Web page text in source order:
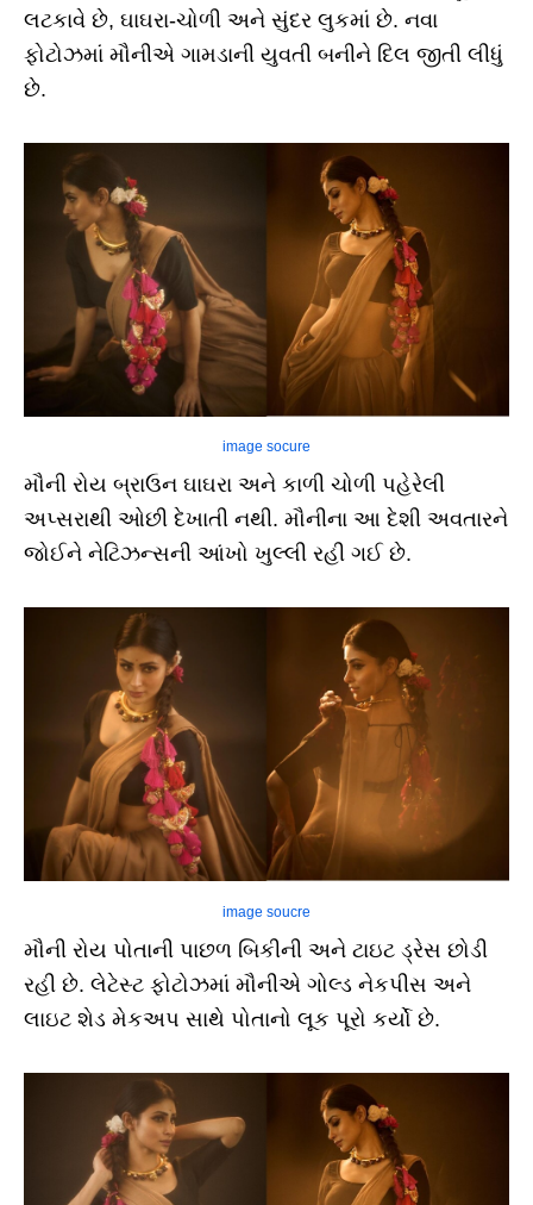
લટકાવે છે, ઘાઘરા-ચોળી અને સુંદર લુકમાં છે. નવા
ફોટોઝમાં મૌનીએ ગામડાની યુવતી બનીને દિલ જીતી લીધું
છે.
image socure
મૌની રોય બ્રાઉન ઘાઘરા અને કાળી ચોળી પહેરેલી
અપ્સરાથી ઓછી દેખાતી નથી. મૌનીના આ દેશી અવતારને
જોઈને નેટિઝન્સની આંખો ખુલ્લી રહી ગઈ છે.
image soucre
મૌની રોય પોતાની પાછળ બિકીની અને ટાઇટ ડ્રેસ છોડી
રહી છે. લેટેસ્ટ ફોટોઝમાં મૌનીએ ગોલ્ડ નેકપીસ અને
લાઇટ શેડ મેકઅપ સાથે પોતાનો લૂક પૂરો કર્યો છે.